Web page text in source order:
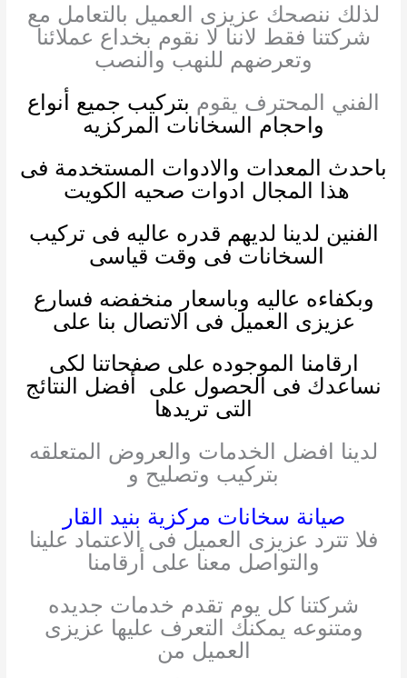
لذلك ننصحك عزيزى العميل بالتعامل مع
شركتنا فقط لاننا لا نقوم بخداع عملائنا
وتعرضهم للنهب والنصب
الفني المحترف يقوم بتركيب جميع أنواع
واحجام السخانات المركزيه
باحدث المعدات والادوات المستخدمة فى
هذا المجال ادوات صحيه الكويت
الفنين لدينا لديهم قدره عاليه فى تركيب
السخانات فى وقت قياسى
وبكفاءه عاليه وباسعار منخفضه فسارع
عزيزى العميل فى الاتصال بنا على
ارقامنا الموجوده على صفحاتنا لكى
نساعدك فى الحصول على أفضل النتائج
التى تريدها
لدينا افضل الخدمات والعروض المتعلقه
بتركيب وتصليح و
صيانة سخانات مركزية بنيد القار
فلا تترد عزيزى العميل فى الاعتماد علينا
والتواصل معنا على أرقامنا
شركتنا كل يوم تقدم خدمات جديده
ومتنوعه يمكنك التعرف عليها عزيزى
العميل من